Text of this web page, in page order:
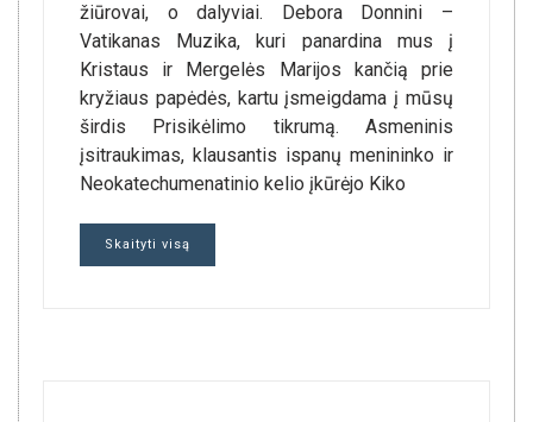
žiūrovai, o dalyviai. Debora Donnini –
Vatikanas Muzika, kuri panardina mus į
Kristaus ir Mergelės Marijos kančią prie
kryžiaus papėdės, kartu įsmeigdama į mūsų
širdis Prisikėlimo tikrumą. Asmeninis
įsitraukimas, klausantis ispanų menininko ir
Neokatechumenatinio kelio įkūrėjo Kiko
Skaityti visą